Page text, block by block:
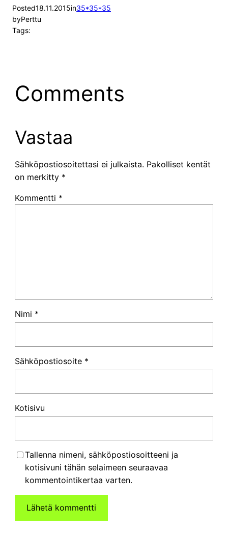
Posted18.11.2015in35*35*35
byPerttu
Tags:
Comments
Vastaa
Sähköpostiosoitettasi ei julkaista. Pakolliset kentät
on merkitty *
Kommentti *
Nimi *
Sähköpostiosoite *
Kotisivu
Tallenna nimeni, sähköpostiosoitteeni ja
kotisivuni tähän selaimeen seuraavaa
kommentointikertaa varten.